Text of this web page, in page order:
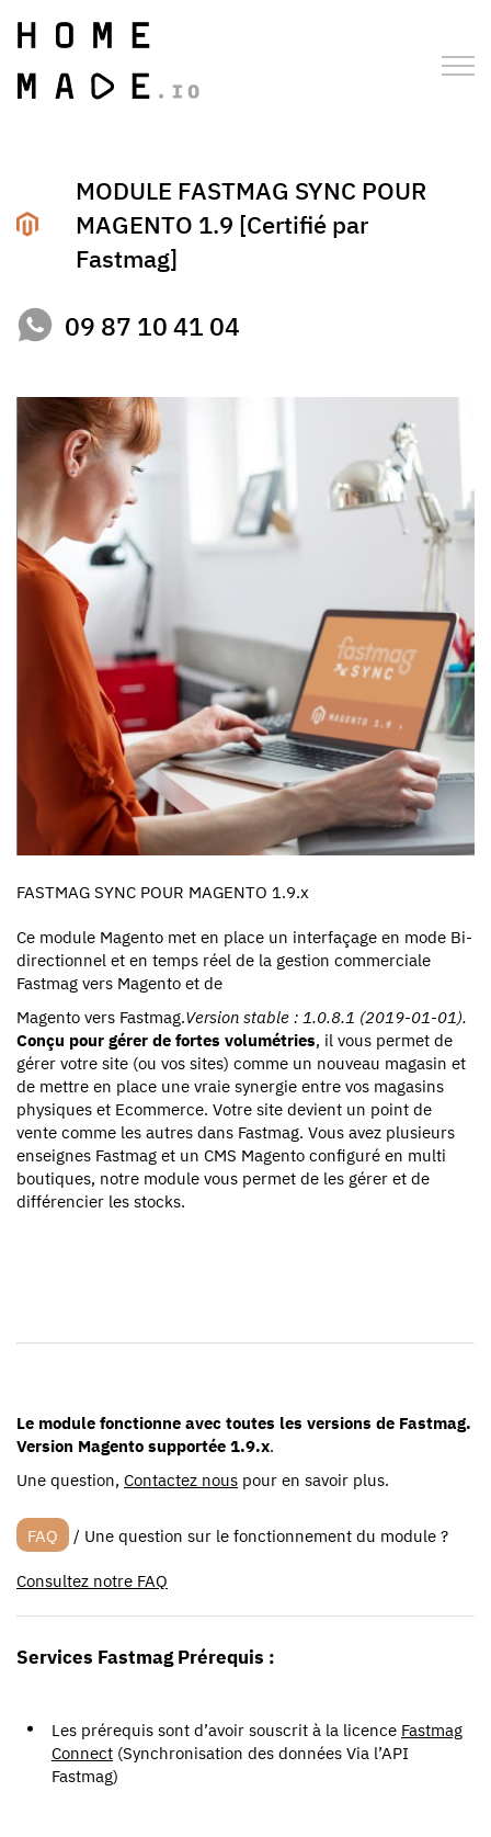
MODULE FASTMAG SYNC POUR
MAGENTO 1.9 [Certifié par
Fastmag]
09 87 10 41 04
FASTMAG SYNC POUR MAGENTO 1.9.x
Ce module Magento met en place un interfaçage en mode Bi-
directionnel et en temps réel de la gestion commerciale
Fastmag vers Magento et de
Magento vers Fastmag.Version stable : 1.0.8.1 (2019-01-01).
Conçu pour gérer de fortes volumétries, il vous permet de
gérer votre site (ou vos sites) comme un nouveau magasin et
de mettre en place une vraie synergie entre vos magasins
physiques et Ecommerce. Votre site devient un point de
vente comme les autres dans Fastmag. Vous avez plusieurs
enseignes Fastmag et un CMS Magento configuré en multi
boutiques, notre module vous permet de les gérer et de
différencier les stocks.
Le module fonctionne avec toutes les versions de Fastmag.
Version Magento supportée 1.9.x.
Une question, Contactez nous pour en savoir plus.
FAQ
/ Une question sur le fonctionnement du module ?
Consultez notre FAQ
Services Fastmag Prérequis :
Les prérequis sont d’avoir souscrit à la licence Fastmag
Connect (Synchronisation des données Via l’API
Fastmag)